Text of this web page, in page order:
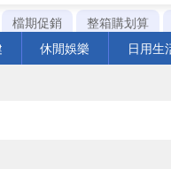
檔期促銷 整箱購划算
休閒娛樂 日用生